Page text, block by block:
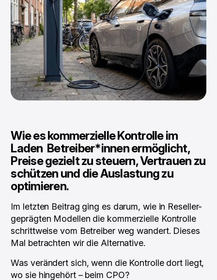
Wie es kommerzielle Kontrolle im
Laden Betreiber*innen ermöglicht,
Preise gezielt zu steuern, Vertrauen zu
schützen und die Auslastung zu
optimieren.
Im letzten Beitrag ging es darum, wie in Reseller-
geprägten Modellen die kommerzielle Kontrolle
schrittweise vom Betreiber weg wandert. Dieses
Mal betrachten wir die Alternative.
Was verändert sich, wenn die Kontrolle dort liegt,
wo sie hingehört – beim CPO?